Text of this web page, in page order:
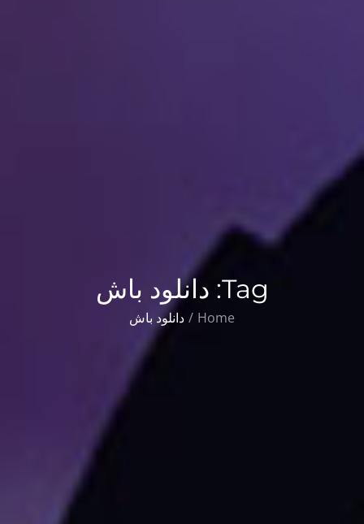
Tag: دانلود باش
Home دانلود باش